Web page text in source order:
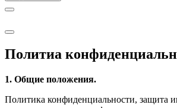
Политиа
1. Общие положения.
Политика конфиденциальности, защита